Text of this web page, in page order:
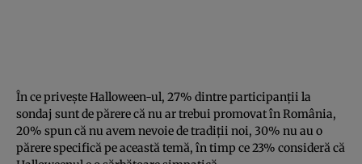
În ce privește Halloween-ul, 27% dintre participanții la
sondaj sunt de părere că nu ar trebui promovat în România,
20% spun că nu avem nevoie de tradiții noi, 30% nu au o
părere specifică pe această temă, în timp ce 23% consideră că